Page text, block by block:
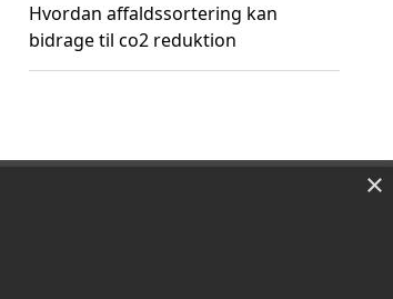
Hvordan affaldssortering kan
bidrage til co2 reduktion
×